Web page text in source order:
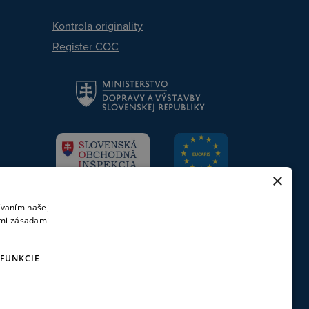
Kontrola originality
Register COC
×
našej
zásadami
FUNKCIE